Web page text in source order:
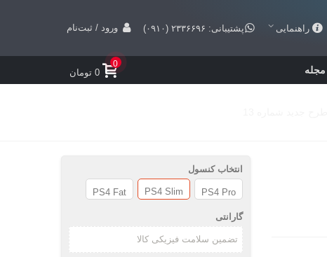
راهنمایی پشتیبانی: ۲۳۳۶۶۹۶ (۰۹۱۰) ورود / ثبت‌نام
مجله
0
0 تومان
انتخاب کنسول
PS4 Pro
PS4 Slim
PS4 Fat
گارانتی